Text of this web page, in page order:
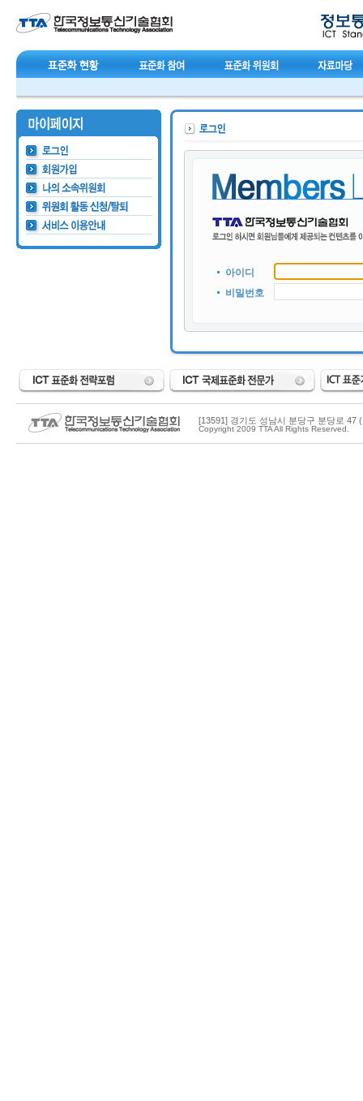
아이디
비밀번호
[13591] 경기도 성남시 분당구 분당로 47
Copyright 2009 TTA All Rights Reserved.